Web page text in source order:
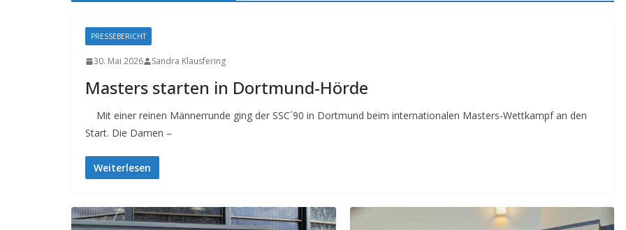
PRESSEBERICHT
30. Mai 2026 Sandra Klausfering
Masters starten in Dortmund-Hörde
Mit einer reinen Männerrunde ging der SSC´90 in Dortmund beim internationalen Masters-Wettkampf an den
Start. Die Damen –
Weiterlesen